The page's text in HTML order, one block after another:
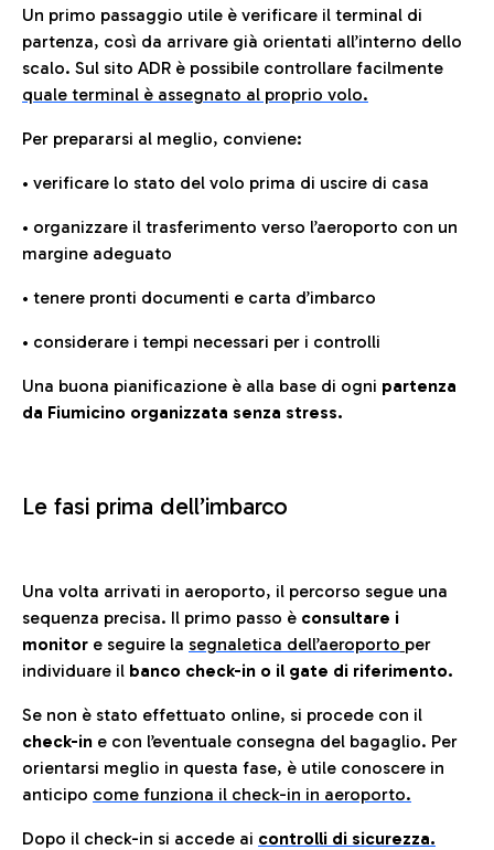
Un primo passaggio utile è verificare il terminal di
partenza, così da arrivare già orientati all’interno dello
scalo. Sul sito ADR è possibile controllare facilmente
quale terminal è assegnato al proprio volo.
Per prepararsi al meglio, conviene:
• verificare lo stato del volo prima di uscire di casa
• organizzare il trasferimento verso l’aeroporto con un
margine adeguato
• tenere pronti documenti e carta d’imbarco
• considerare i tempi necessari per i controlli
Una buona pianificazione è alla base di ogni partenza
da Fiumicino organizzata senza stress.
Le fasi prima dell’imbarco
Una volta arrivati in aeroporto, il percorso segue una
sequenza precisa. Il primo passo è consultare i
monitor e seguire la segnaletica dell’aeroporto per
individuare il banco check-in o il gate di riferimento.
Se non è stato effettuato online, si procede con il
check-in e con l’eventuale consegna del bagaglio. Per
orientarsi meglio in questa fase, è utile conoscere in
anticipo come funziona il check-in in aeroporto.
Dopo il check-in si accede ai controlli di sicurezza.